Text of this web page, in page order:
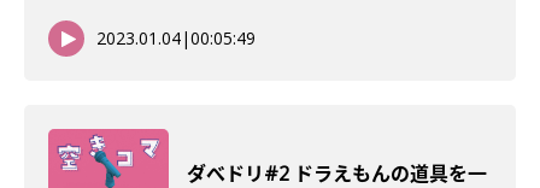
2023.01.04|00:05:49
ダべドリ#2 ドラえもんの道具を一